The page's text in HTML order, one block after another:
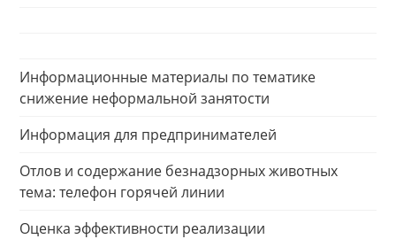
Информационные материалы по тематике
снижение неформальной занятости
Информация для предпринимателей
Отлов и содержание безнадзорных животных
тема: телефон горячей линии
Оценка эффективности реализации